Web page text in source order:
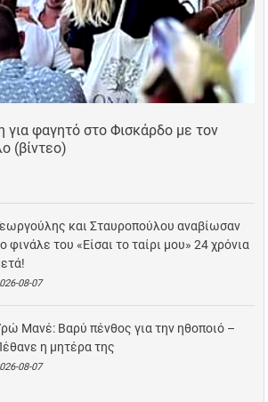
φαγητό στο Φισκάρδο με τον
(βίντεο)
και Σταυροπούλου αναβίωσαν
φινάλε του «Είσαι το ταίρι μου» 24 χρόνια
08-07
Μανέ: Βαρύ πένθος για την ηθοποιό –
η μητέρα της
08-07